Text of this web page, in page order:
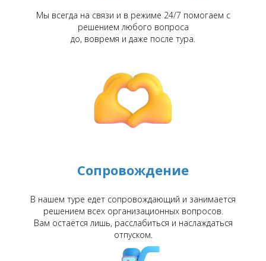
Мы всегда на связи и в режиме 24/7 помогаем с
решением любого вопроса
до, вовремя и даже после тура.
Сопровождение
В нашем туре едет сопровождающий и занимается
решением всех организационных вопросов.
Вам остаётся лишь, расслабиться и наслаждаться
отпуском.